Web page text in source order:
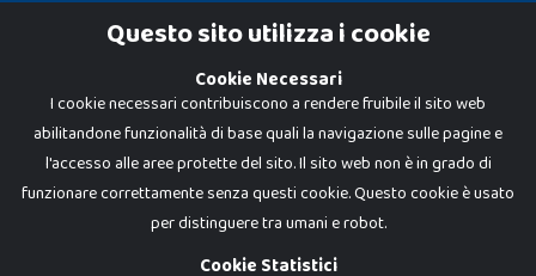
Cookie PolicyQuesto sito utilizza i cookie
Cookie Necessari
I cookie necessari contribuiscono a rendere fruibile il sito web
abilitandone funzionalità di base quali la navigazione sulle pagine e
l'accesso alle aree protette del sito. Il sito web non è in grado di
funzionare correttamente senza questi cookie. Questo cookie è usato
per distinguere tra umani e robot.
Cookie Statistici